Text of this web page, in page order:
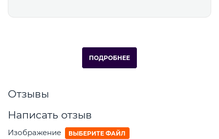
ПОДРОБНЕЕ
Отзывы
Написать отзыв
Изображение ВЫБЕРИТЕ ФАЙЛ